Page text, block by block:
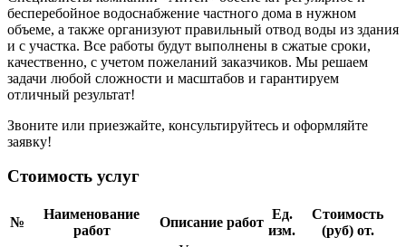
бесперебойное водоснабжение частного дома в нужном
объеме, а также организуют правильный отвод воды из здания
и с участка. Все работы будут выполнены в сжатые сроки,
качественно, с учетом пожеланий заказчиков. Мы решаем
задачи любой сложности и масштабов и гарантируем
отличный результат!
Звоните или приезжайте, консультируйтесь и оформляйте
заявку!
Стоимость услуг
№
Наименование
работ
Описание работ
Ед.
изм.
Стоимость
(руб) от.